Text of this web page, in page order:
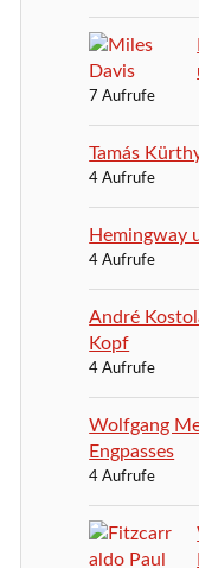
7 Aufrufe
Tamás
4 Aufrufe
Hemingway
4 Aufrufe
André
Kopf
4 Aufrufe
Wolfgang
Engpasses
4 Aufrufe